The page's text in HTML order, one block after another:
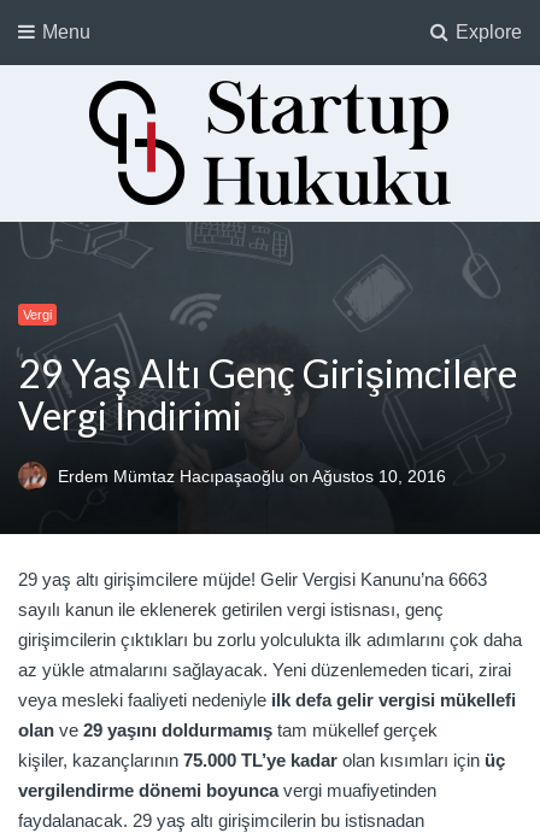
Explore
Menu
Startup Hukuku
Startuplar için Hukuk, Hukukçular için Startuplar
Vergi
29 Yaş Altı Genç Girişimcilere
Vergi İndirimi
Erdem Mümtaz Hacıpaşaoğlu on Ağustos 10, 2016
29 yaş altı girişimcilere müjde! Gelir Vergisi Kanunu’na 6663
sayılı kanun ile eklenerek getirilen vergi istisnası, genç
girişimcilerin çıktıkları bu zorlu yolculukta ilk adımlarını çok daha
az yükle atmalarını sağlayacak. Yeni düzenlemeden ticari, zirai
veya mesleki faaliyeti nedeniyle ilk defa gelir vergisi mükellefi
olan ve 29 yaşını doldurmamış tam mükellef gerçek
kişiler, kazançlarının 75.000 TL’ye kadar olan kısımları için üç
vergilendirme dönemi boyuncavergi muafiyetinden
faydalanacak. 29 yaş altı girişimcilerin bu istisnadan